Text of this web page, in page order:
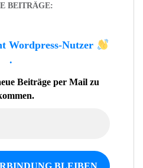
BEITRÄGE:
Wordpress-Nutzer
.
Beiträge per Mail zu